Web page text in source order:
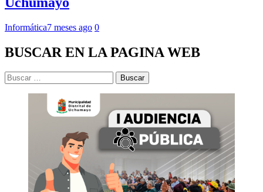
Informática7 meses ago 0
BUSCAR EN LA PAGINA WEB
Buscar: